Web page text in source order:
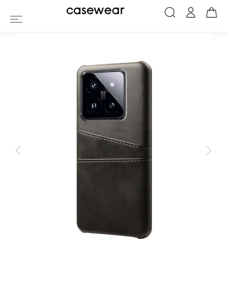
Coque Xiaomi 14 Pro Porte Cartes Simili
casewear